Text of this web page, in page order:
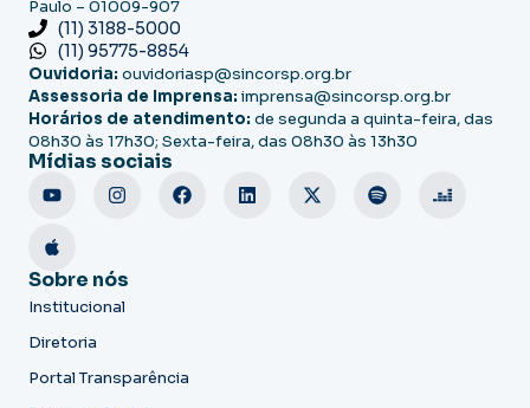
Paulo – 01009-907
(11) 3188-5000
(11) 95775-8854
Ouvidoria: ouvidoriasp@sincorsp.org.br
Assessoria de Imprensa: imprensa@sincorsp.org.br
Horários de atendimento: de segunda a quinta-feira, das
08h30 às 17h30; Sexta-feira, das 08h30 às 13h30
Mídias sociais
Sobre nós
Institucional
Diretoria
Portal Transparência